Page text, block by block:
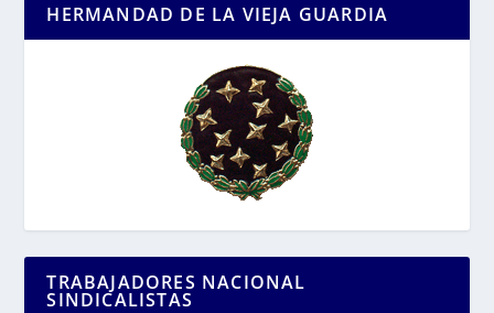
HERMANDAD DE LA VIEJA GUARDIA
TRABAJADORES NACIONAL
SINDICALISTAS